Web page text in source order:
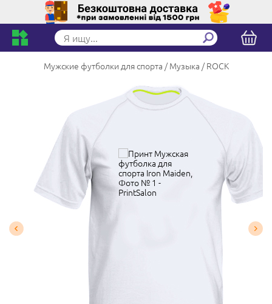
Мужские футболки для спорта Музыка ROCK